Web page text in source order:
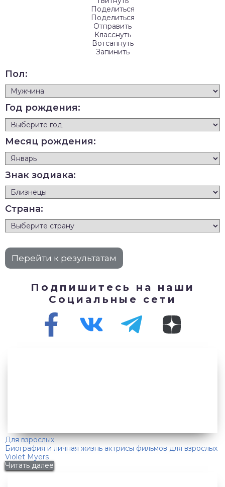
Поделиться
Поделиться
Отправить
Класснуть
Вотсапнуть
Запинить
Пол:
Год рождения:
Месяц рождения:
Знак зодиака:
Страна:
Подпишитесь на наши
Социальные сети
Для взрослых
Биография и личная жизнь актрисы фильмов для взрослых
Violet Myers
Читать далее